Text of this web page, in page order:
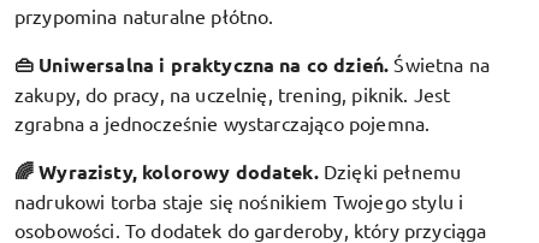
przypomina naturalne płótno.
👜 Uniwersalna i praktyczna na co dzień. Świetna na
zakupy, do pracy, na uczelnię, trening, piknik. Jest
zgrabna a jednocześnie wystarczająco pojemna.
🌈 Wyrazisty, kolorowy dodatek. Dzięki pełnemu
nadrukowi torba staje się nośnikiem Twojego stylu i
osobowości. To dodatek do garderoby, który przyciąga